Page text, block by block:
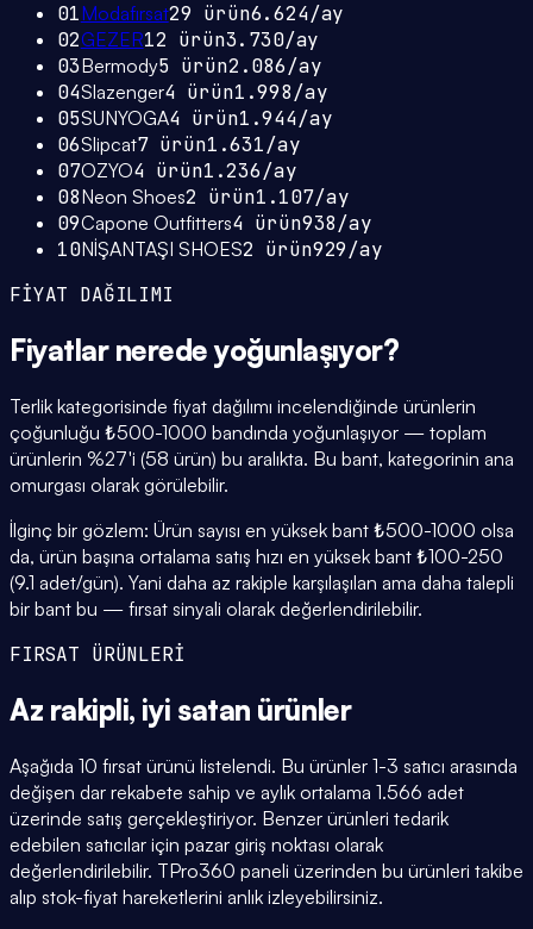
01Modafırsat29 ürün6.624/ay
02GEZER12 ürün3.730/ay
03Bermody5 ürün2.086/ay
04Slazenger4 ürün1.998/ay
05SUNYOGA4 ürün1.944/ay
06Slipcat7ürün1.631/ay
07OZYO4 ürün1.236/ay
08Neon Shoes2 ürün1.107/ay
09Capone Outfitters4 ürün938/ay
10NİŞANTAŞI SHOES2 ürün929/ay
FİYAT DAĞILIMI
Fiyatlar nerede yoğunlaşıyor?
Terlik kategorisinde fiyat dağılımı incelendiğinde ürünlerin
çoğunluğu ₺500-1000 bandında yoğunlaşıyor — toplam
ürünlerin %27'i (58 ürün) bu aralıkta. Bu bant, kategorinin ana
omurgası olarak görülebilir.
İlginç bir gözlem: Ürün sayısı en yüksek bant ₺500-1000 olsa
da, ürün başına ortalama satış hızı en yüksek bant ₺100-250
(9.1 adet/gün). Yani daha az rakiple karşılaşılan ama daha talepli
bir bant bu — fırsat sinyali olarak değerlendirilebilir.
FIRSAT ÜRÜNLERİ
Az rakipli, iyi satan ürünler
Aşağıda 10 fırsat ürünü listelendi. Bu ürünler 1-3 satıcı arasında
değişen dar rekabete sahip ve aylık ortalama 1.566 adet
üzerinde satış gerçekleştiriyor. Benzer ürünleri tedarik
edebilen satıcılar için pazar giriş noktası olarak
değerlendirilebilir. TPro360 paneli üzerinden bu ürünleri takibe
alıp stok-fiyat hareketlerini anlık izleyebilirsiniz.